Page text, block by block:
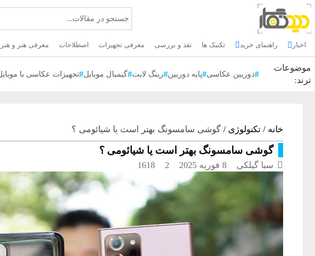
اخبار راهنمای خرید تکنیک ها نقد و بررسی معرفی تجهیزات اصطلاحات معرفی هنر و
موضوعات
ترند:
دوربین عکاسی پایه دوربین رینگ لایت گیمبال موبایل تجهیزات عکاسی با
خانه / تکنولوژی / گوشی سامسونگ بهتر است یا شیائومی ؟
گوشی سامسونگ بهتر است یا شیائومی ؟
 سبا گیلکی 8 فوریه 2025 2
1618